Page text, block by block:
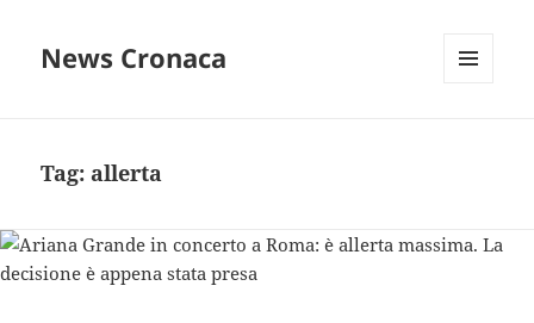
News Cronaca
Tag: allerta